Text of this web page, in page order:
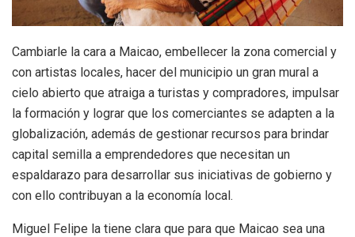
Cambiarle la cara a Maicao, embellecer la zona comercial y
con artistas locales, hacer del municipio un gran mural a
cielo abierto que atraiga a turistas y compradores, impulsar
la formación y lograr que los comerciantes se adapten a la
globalización, además de gestionar recursos para brindar
capital semilla a emprendedores que necesitan un
espaldarazo para desarrollar sus iniciativas de gobierno y
con ello contribuyan a la economía local.
Miguel Felipe la tiene clara que para que Maicao sea una